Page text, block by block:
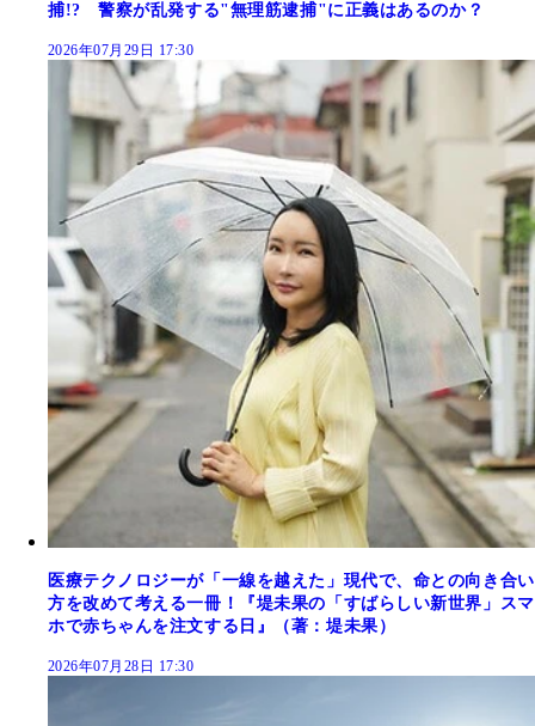
捕!? 警察が乱発する"無理筋逮捕"に正義はあるのか？
2026年07月29日 17:30
医療テクノロジーが「一線を越えた」現代で、命との向き合い
方を改めて考える一冊！『堤未果の「すばらしい新世界」スマ
ホで赤ちゃんを注文する日』（著：堤未果）
2026年07月28日 17:30